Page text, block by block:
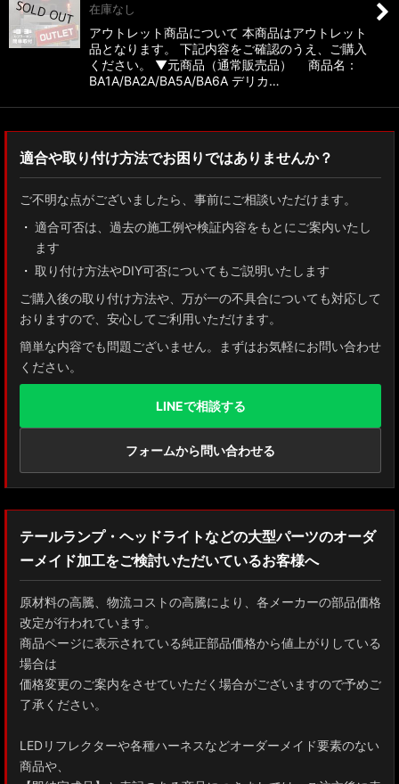
在庫なし
アウトレット商品について 本商品はアウトレット
品となります。 下記内容をご確認のうえ、ご購入
ください。 ▼元商品（通常販売品） 商品名：
BA1A/BA2A/BA5A/BA6A デリカ…
適合や取り付け方法でお困りではありませんか？
ご不明な点がございましたら、事前にご相談いただけます。
適合可否は、過去の施工例や検証内容をもとにご案内いたし
ます
取り付け方法やDIY可否についてもご説明いたします
ご購入後の取り付け方法や、万が一の不具合についても対応して
おりますので、安心してご利用いただけます。
簡単な内容でも問題ございません。まずはお気軽にお問い合わせ
ください。
LINEで相談する
フォームから問い合わせる
テールランプ・ヘッドライトなどの大型パーツのオーダ
ーメイド加工をご検討いただいているお客様へ
原材料の高騰、物流コストの高騰により、各メーカーの部品価格
改定が行われています。
商品ページに表示されている純正部品価格から値上がりしている
場合は
価格変更のご案内をさせていただく場合がございますので予めご
了承ください。
LEDリフレクターや各種ハーネスなどオーダーメイド要素のない
商品や、